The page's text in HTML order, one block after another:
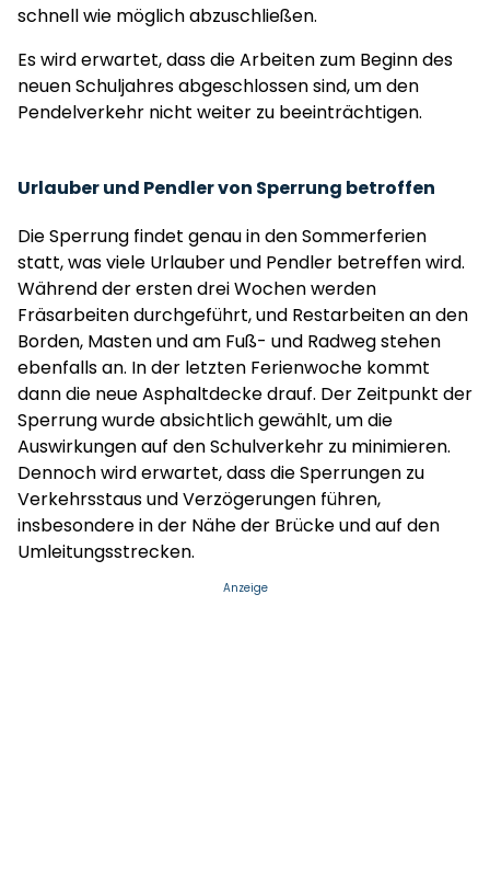
schnell wie möglich abzuschließen.
Es wird erwartet, dass die Arbeiten zum Beginn des
neuen Schuljahres abgeschlossen sind, um den
Pendelverkehr nicht weiter zu beeinträchtigen.
Urlauber und Pendler von Sperrung betroffen
Die Sperrung findet genau in den Sommerferien
statt, was viele Urlauber und Pendler betreffen wird.
Während der ersten drei Wochen werden
Fräsarbeiten durchgeführt, und Restarbeiten an den
Borden, Masten und am Fuß- und Radweg stehen
ebenfalls an. In der letzten Ferienwoche kommt
dann die neue Asphaltdecke drauf. Der Zeitpunkt der
Sperrung wurde absichtlich gewählt, um die
Auswirkungen auf den Schulverkehr zu minimieren.
Dennoch wird erwartet, dass die Sperrungen zu
Verkehrsstaus und Verzögerungen führen,
insbesondere in der Nähe der Brücke und auf den
Umleitungsstrecken.
Anzeige